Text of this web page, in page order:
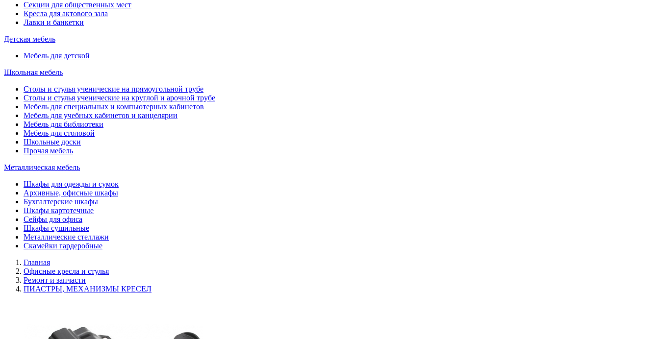
Секции для общественных мест
Кресла для актового зала
Лавки и банкетки
Детская мебель
Мебель для детской
Школьная мебель
Столы и стулья ученические на прямоугольной трубе
Столы и стулья ученические на круглой и арочной трубе
Мебель для специальных и компьютерных кабинетов
Мебель для учебных кабинетов и канцелярии
Мебель для библиотеки
Мебель для столовой
Школьные доски
Прочая мебель
Металлическая мебель
Шкафы для одежды и сумок
Архивные, офисные шкафы
Бухгалтерские шкафы
Шкафы картотечные
Сейфы для офиса
Шкафы сушильные
Металлические стеллажи
Скамейки гардеробные
Главная
Офисные кресла и стулья
Ремонт и запчасти
ПИАСТРЫ, МЕХАНИЗМЫ КРЕСЕЛ